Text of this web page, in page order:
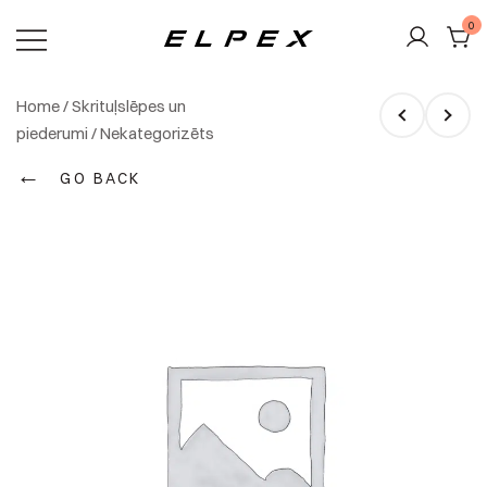
0
Home/Skrituļslēpes un
piederumi /Nekategorizēts
← GO BACK